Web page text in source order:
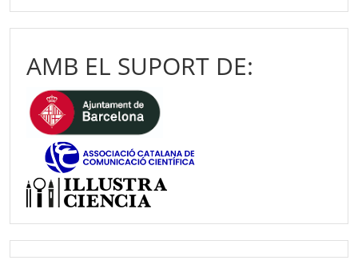
AMB EL SUPORT DE: